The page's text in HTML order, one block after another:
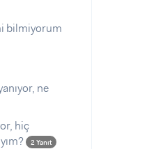
bilmiyorum
ne
hiç
2 Yanıt